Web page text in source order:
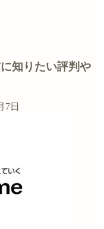
知りたい評判や
7日